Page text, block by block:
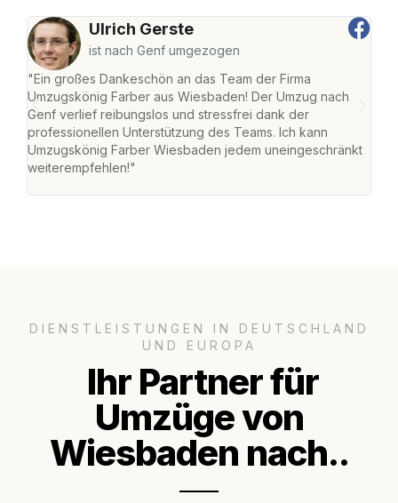
Ulrich Gerste
ist nach Genf umgezogen
"Ein großes Dankeschön an das Team der Firma
Umzugskönig Farber aus Wiesbaden! Der Umzug nach
Genf verlief reibungslos und stressfrei dank der
professionellen Unterstützung des Teams. Ich kann
Umzugskönig Farber Wiesbaden jedem uneingeschränkt
weiterempfehlen!"
DIENSTLEISTUNGEN IN DEUTSCHLAND
UND EUROPA
Ihr Partner für
Umzüge von
Wiesbaden nach..